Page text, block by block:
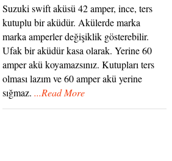
Suzuki swift aküsü 42 amper, ince, ters
kutuplu bir aküdür. Akülerde marka
marka amperler değişiklik gösterebilir.
Ufak bir aküdür kasa olarak. Yerine 60
amper akü koyamazsınız. Kutupları ters
olması lazım ve 60 amper akü yerine
sığmaz....Read More